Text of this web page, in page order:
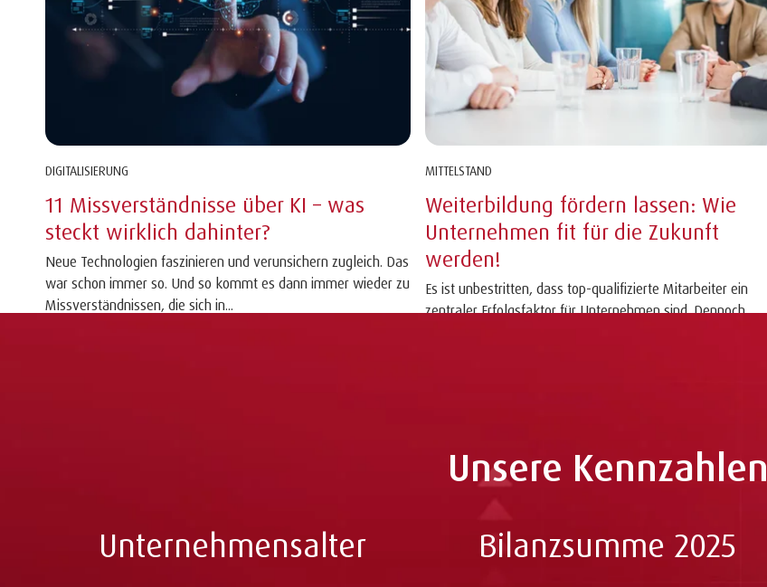
DIGITALISIERUNG
11 Missverständnisse über KI – was
steckt wirklich dahinter?
Neue Technologien faszinieren und verunsichern zugleich. Das
war schon immer so. Und so kommt es dann immer wieder zu
Missverständnissen, die sich in...
MITTELSTAND
Weiterbildung fördern lassen: Wie
Unternehmen fit für die Zukunft
werden!
Es ist unbestritten, dass top-qualifizierte Mitarbeiter ein
zentraler Erfolgsfaktor für Unternehmen sind. Dennoch
Unsere Kennzahlen
Unternehmensalter Bilanzsumme 2025